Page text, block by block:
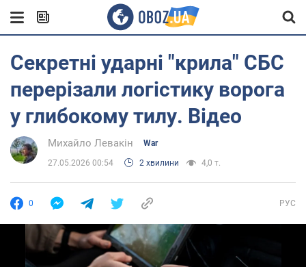
Секретні ударні "крила" СБС
перерізали логістику ворога
у глибокому тилу. Відео
Михайло Левакін War
27.05.2026 00:54 2 хвилини 4,0 т.
0 РУС